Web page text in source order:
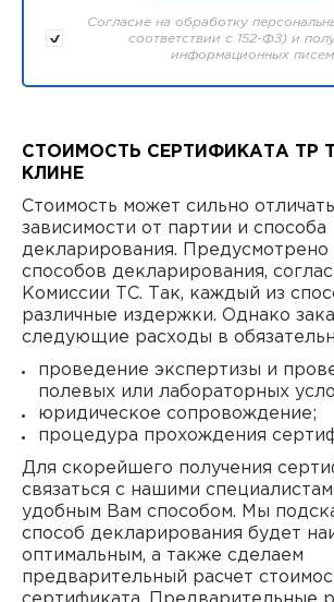
Согласие на обработку
соответствии с 152-ФЗ) и
информационных писем
СТОИМОСТЬ СЕРТИФИКАТА ТР
КЛИНЕ
Стоимость может сильно
зависимости от партии и способа
декларирования. Предусмотрено
способов декларирования,
Комиссии ТС. Так, каждый из
различные издержки. Однако
следующие расходы в
проведение экспертизы и
полевых или лабораторных
юридическое сопровождение;
процедура прохождения
Для скорейшего получения
связаться с нашими
удобным Вам способом. Мы
способ декларирования будет
оптимальным, а также сделаем
предварительный расчет